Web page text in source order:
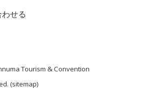
せる
Tourism & Convention
(sitemap)